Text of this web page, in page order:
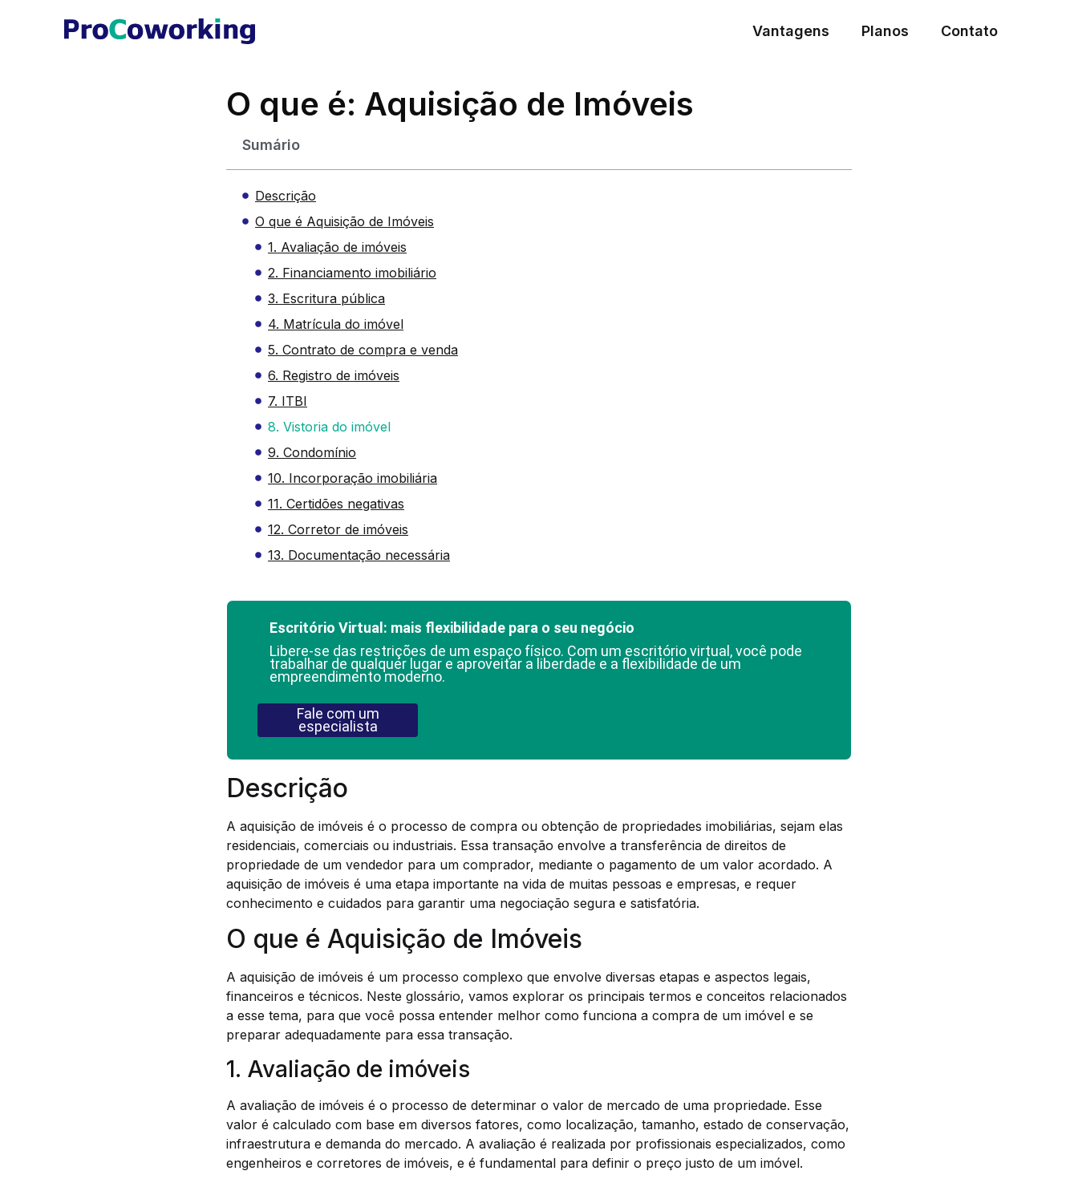
Vantagens Planos Contato
O que é: Aquisição de Imóveis
Sumário
Descrição
O que é Aquisição de Imóveis
1. Avaliação de imóveis
2. Financiamento imobiliário
3. Escritura pública
4. Matrícula do imóvel
5. Contrato de compra e venda
6. Registro de imóveis
7. ITBI
8. Vistoria do imóvel
9. Condomínio
10. Incorporação imobiliária
11. Certidões negativas
12. Corretor de imóveis
13. Documentação necessária
Escritório Virtual: mais flexibilidade para o seu negócio
Libere-se das restrições de um espaço físico. Com um escritório virtual, você pode
trabalhar de qualquer lugar e aproveitar a liberdade e a flexibilidade de um
empreendimento moderno.
Fale com um
especialista
Descrição
A aquisição de imóveis é o processo de compra ou obtenção de propriedades imobiliárias, sejam elas
residenciais, comerciais ou industriais. Essa transação envolve a transferência de direitos de
propriedade de um vendedor para um comprador, mediante o pagamento de um valor acordado. A
aquisição de imóveis é uma etapa importante na vida de muitas pessoas e empresas, e requer
conhecimento e cuidados para garantir uma negociação segura e satisfatória.
O que é Aquisição de Imóveis
A aquisição de imóveis é um processo complexo que envolve diversas etapas e aspectos legais,
financeiros e técnicos. Neste glossário, vamos explorar os principais termos e conceitos relacionados
a esse tema, para que você possa entender melhor como funciona a compra de um imóvel e se
preparar adequadamente para essa transação.
1. Avaliação de imóveis
A avaliação de imóveis é o processo de determinar o valor de mercado de uma propriedade. Esse
valor é calculado com base em diversos fatores, como localização, tamanho, estado de conservação,
infraestrutura e demanda do mercado. A avaliação é realizada por profissionais especializados, como
engenheiros e corretores de imóveis, e é fundamental para definir o preço justo de um imóvel.